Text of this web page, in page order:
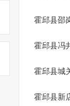
霍邱县邵
霍邱县冯
霍邱县城
霍邱县新